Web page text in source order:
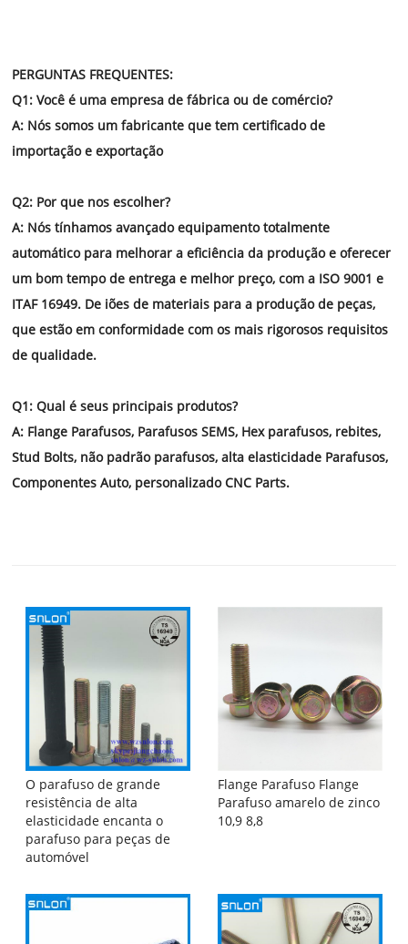
Inscrição:
PERGUNTAS FREQUENTES:
Q1: Você é uma empresa de fábrica ou de comércio?
A: Nós somos um fabricante que tem certificado de
importação e exportação
Q2: Por que nos escolher?
A: Nós tínhamos avançado equipamento totalmente
automático para melhorar a eficiência da produção e oferecer
um bom tempo de entrega e melhor preço,com a ISO 9001 e
ITAF 16949. De iões de materiais para a produção de peças,
que estão em conformidade com os mais rigorosos requisitos
de qualidade.
Q1: Qual é seus principais produtos?
A: Flange Parafusos, Parafusos SEMS, Hex parafusos, rebites,
Stud Bolts, não padrão parafusos, alta elasticidade Parafusos,
Componentes Auto, personalizado CNC Parts.
O parafuso de grande
resistência de alta
elasticidade encanta o
parafuso para peças de
automóvel
Flange Parafuso Flange
Parafuso amarelo de zinco
10,9 8,8